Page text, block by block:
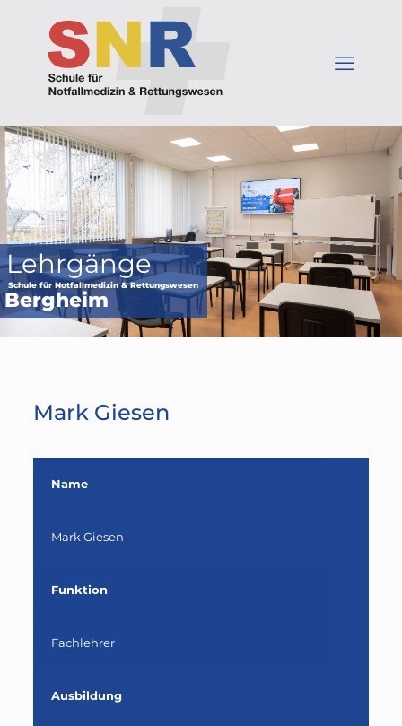
Schule für Notfallmedizin & Rettungswesen
Bergheim
Lehrgänge
Mark Giesen
Name
Mark Giesen
Funktion
Fachlehrer
Ausbildung